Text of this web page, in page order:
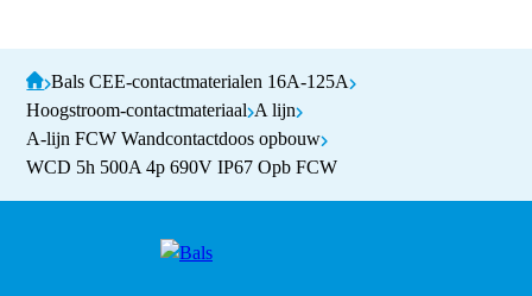
Bals CEE-contactmaterialen 16A-125A
Hoogstroom-contactmateriaal A lijn
A-lijn FCW Wandcontactdoos opbouw
WCD 5h 500A 4p 690V IP67 Opb FCW